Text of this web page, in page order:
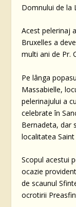
Domnului de la
Acest pelerinaj
Bruxelles a
multi ani de Pr.
Pe lânga
Massabielle,
pelerinajului a
celebrate în
Bernadeta, dar
localitatea Saint
Scopul acestui
ocazie
de scaunul
ocrotirii